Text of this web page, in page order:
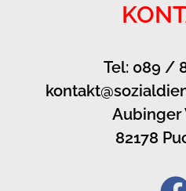
Tel: 089 /
Aubinger
82178